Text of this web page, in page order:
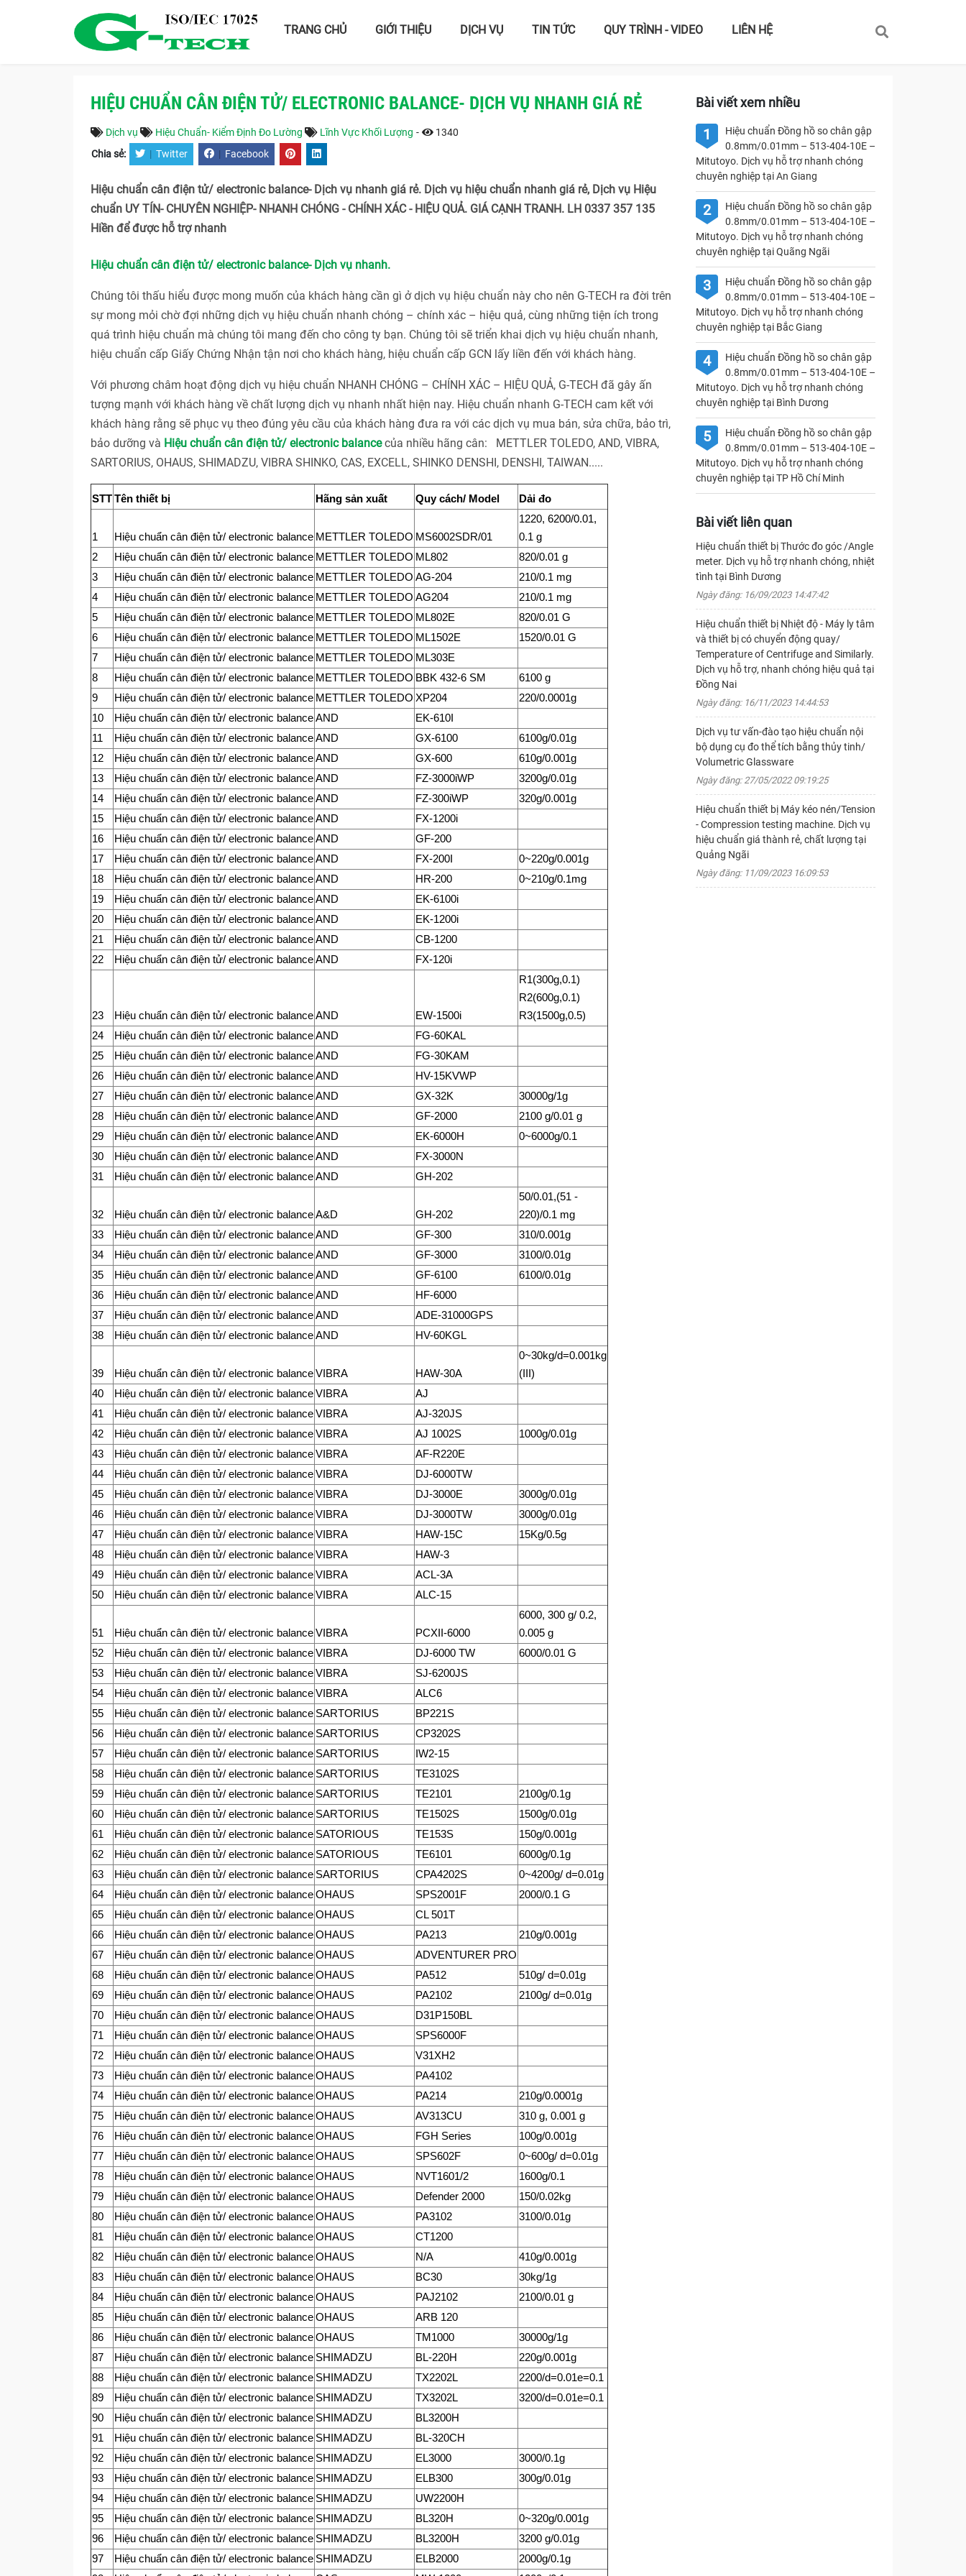
TRANG CHỦ GIỚI THIỆU DỊCH VỤ TIN TỨC QUY TRÌNH - VIDEO LIÊN HỆ
HIỆU CHUẨN CÂN ĐIỆN TỬ/ ELECTRONIC BALANCE- DỊCH VỤ NHANH GIÁ RẺ
Dịch vụ Hiệu Chuẩn- Kiểm Định Đo Lường Lĩnh Vực Khối Lượng - 1340
Chia sẻ: | Twitter | Facebook
Hiệu chuẩn cân điện tử/ electronic balance- Dịch vụ nhanh giá rẻ. Dịch vụ hiệu chuẩn nhanh giá rẻ, Dịch vụ Hiệu
chuẩn UY TÍN- CHUYÊN NGHIỆP- NHANH CHÓNG - CHÍNH XÁC - HIỆU QUẢ. GIÁ CẠNH TRANH. LH 0337 357 135
Hiền để được hỗ trợ nhanh
Hiệu chuẩn cân điện tử/ electronic balance- Dịch vụ nhanh.
Chúng tôi thấu hiểu được mong muốn của khách hàng cần gì ở dịch vụ hiệu chuẩn này cho nên G-TECH ra đời trên
sự mong mỏi chờ đợi những dịch vụ hiệu chuẩn nhanh chóng – chính xác – hiệu quả, cùng những tiện ích trong
quá trình hiệu chuẩn mà chúng tôi mang đến cho công ty bạn. Chúng tôi sẽ triển khai dịch vụ hiệu chuẩn nhanh,
hiệu chuẩn cấp Giấy Chứng Nhận tận nơi cho khách hàng, hiệu chuẩn cấp GCN lấy liền đến với khách hàng.
Với phương châm hoạt động dịch vụ hiệu chuẩn NHANH CHÓNG – CHÍNH XÁC – HIỆU QUẢ, G-TECH đã gây ấn
tượng mạnh với khách hàng về chất lượng dịch vụ nhanh nhất hiện nay. Hiệu chuẩn nhanh G-TECH cam kết với
khách hàng rằng sẽ phục vụ theo đúng yêu cầu của khách hàng đưa ra với các dịch vụ mua bán, sửa chữa, bảo trì,
bảo dưỡng và Hiệu chuẩn cân điện tử/ electronic balancecủa nhiều hãng cân: METTLER TOLEDO, AND, VIBRA,
SARTORIUS, OHAUS, SHIMADZU, VIBRA SHINKO, CAS, EXCELL, SHINKO DENSHI, DENSHI, TAIWAN.....
STTTên thiết bị Hãng sản xuất Quy cách/ Model Dải đo
1 Hiệu chuẩn cân điện tử/ electronic balance METTLER TOLEDO MS6002SDR/01
1220, 6200/0.01,
0.1 g
2
Hiệu chuẩn cân điện tử/ electronic balance METTLER TOLEDO ML802
820/0.01 g
3
Hiệu chuẩn cân điện tử/ electronic balance METTLER TOLEDO AG-204
210/0.1 mg
4
Hiệu chuẩn cân điện tử/ electronic balance METTLER TOLEDO AG204
210/0.1 mg
5
Hiệu chuẩn cân điện tử/ electronic balance METTLER TOLEDO ML802E
820/0.01 G
6
Hiệu chuẩn cân điện tử/ electronic balance METTLER TOLEDO ML1502E
1520/0.01 G
7
Hiệu chuẩn cân điện tử/ electronic balance METTLER TOLEDO ML303E
8
Hiệu chuẩn cân điện tử/ electronic balance METTLER TOLEDO BBK 432-6 SM
6100 g
9
Hiệu chuẩn cân điện tử/ electronic balance METTLER TOLEDO XP204
220/0.0001g
10
Hiệu chuẩn cân điện tử/ electronic balanceAND
EK-610I
11
Hiệu chuẩn cân điện tử/ electronic balanceAND GX-6100
6100g/0.01g
12
Hiệu chuẩn cân điện tử/ electronic balanceAND GX-600
610g/0.001g
13
Hiệu chuẩn cân điện tử/ electronic balanceAND FZ-3000iWP
3200g/0.01g
14
Hiệu chuẩn cân điện tử/ electronic balanceAND FZ-300iWP
320g/0.001g
15
Hiệu chuẩn cân điện tử/ electronic balanceAND
FX-1200i
16
Hiệu chuẩn cân điện tử/ electronic balanceAND
GF-200
17
Hiệu chuẩn cân điện tử/ electronic balanceAND FX-200I
0~220g/0.001g
18
Hiệu chuẩn cân điện tử/ electronic balanceAND HR-200
0~210g/0.1mg
19
Hiệu chuẩn cân điện tử/ electronic balanceAND
EK-6100i
20
Hiệu chuẩn cân điện tử/ electronic balanceAND
EK-1200i
21
Hiệu chuẩn cân điện tử/ electronic balanceAND
CB-1200
22
Hiệu chuẩn cân điện tử/ electronic balanceAND FX-120i
23 Hiệu chuẩn cân điện tử/ electronic balanceAND EW-1500i
R1(300g,0.1)
R2(600g,0.1)
R3(1500g,0.5)
24
Hiệu chuẩn cân điện tử/ electronic balanceAND
FG-60KAL
25
Hiệu chuẩn cân điện tử/ electronic balanceAND
FG-30KAM
26
Hiệu chuẩn cân điện tử/ electronic balanceAND
HV-15KVWP
27
Hiệu chuẩn cân điện tử/ electronic balanceAND GX-32K
30000g/1g
28
Hiệu chuẩn cân điện tử/ electronic balanceAND GF-2000
2100 g/0.01 g
29
Hiệu chuẩn cân điện tử/ electronic balanceAND EK-6000H
0~6000g/0.1
30
Hiệu chuẩn cân điện tử/ electronic balanceAND
FX-3000N
31
Hiệu chuẩn cân điện tử/ electronic balanceAND GH-202
32 Hiệu chuẩn cân điện tử/ electronic balanceA&D GH-202
50/0.01,(51 -
220)/0.1 mg
33
Hiệu chuẩn cân điện tử/ electronic balanceAND GF-300
310/0.001g
34
Hiệu chuẩn cân điện tử/ electronic balanceAND GF-3000
3100/0.01g
35
Hiệu chuẩn cân điện tử/ electronic balanceAND GF-6100
6100/0.01g
36
Hiệu chuẩn cân điện tử/ electronic balanceAND
HF-6000
37
Hiệu chuẩn cân điện tử/ electronic balanceAND
ADE-31000GPS
38
Hiệu chuẩn cân điện tử/ electronic balanceAND HV-60KGL
39 Hiệu chuẩn cân điện tử/ electronic balanceVIBRA HAW-30A
0~30kg/d=0.001kg
(III)
40
Hiệu chuẩn cân điện tử/ electronic balanceVIBRA
AJ
41
Hiệu chuẩn cân điện tử/ electronic balanceVIBRA
AJ-320JS
42
Hiệu chuẩn cân điện tử/ electronic balanceVIBRA AJ 1002S
1000g/0.01g
43
Hiệu chuẩn cân điện tử/ electronic balanceVIBRA
AF-R220E
44
Hiệu chuẩn cân điện tử/ electronic balanceVIBRA
DJ-6000TW
45
Hiệu chuẩn cân điện tử/ electronic balanceVIBRA DJ-3000E
3000g/0.01g
46
Hiệu chuẩn cân điện tử/ electronic balanceVIBRA DJ-3000TW
3000g/0.01g
47
Hiệu chuẩn cân điện tử/ electronic balanceVIBRA HAW-15C
15Kg/0.5g
48
Hiệu chuẩn cân điện tử/ electronic balanceVIBRA
HAW-3
49
Hiệu chuẩn cân điện tử/ electronic balanceVIBRA
ACL-3A
50
Hiệu chuẩn cân điện tử/ electronic balanceVIBRA ALC-15
51 Hiệu chuẩn cân điện tử/ electronic balanceVIBRA PCXII-6000
6000, 300 g/ 0.2,
0.005 g
52
Hiệu chuẩn cân điện tử/ electronic balanceVIBRA DJ-6000 TW
6000/0.01 G
53
Hiệu chuẩn cân điện tử/ electronic balanceVIBRA
SJ-6200JS
54
Hiệu chuẩn cân điện tử/ electronic balanceVIBRA
ALC6
55
Hiệu chuẩn cân điện tử/ electronic balance SARTORIUS
BP221S
56
Hiệu chuẩn cân điện tử/ electronic balance SARTORIUS
CP3202S
57
Hiệu chuẩn cân điện tử/ electronic balance SARTORIUS
IW2-15
58
Hiệu chuẩn cân điện tử/ electronic balance SARTORIUS
TE3102S
59
Hiệu chuẩn cân điện tử/ electronic balance SARTORIUS TE2101
2100g/0.1g
60
Hiệu chuẩn cân điện tử/ electronic balance SARTORIUS TE1502S
1500g/0.01g
61
Hiệu chuẩn cân điện tử/ electronic balance SATORIOUS TE153S
150g/0.001g
62
Hiệu chuẩn cân điện tử/ electronic balance SATORIOUS TE6101
6000g/0.1g
63
Hiệu chuẩn cân điện tử/ electronic balance SARTORIUS CPA4202S
0~4200g/ d=0.01g
64
Hiệu chuẩn cân điện tử/ electronic balanceOHAUS SPS2001F
2000/0.1 G
65
Hiệu chuẩn cân điện tử/ electronic balanceOHAUS
CL 501T
66
Hiệu chuẩn cân điện tử/ electronic balanceOHAUS PA213
210g/0.001g
67
Hiệu chuẩn cân điện tử/ electronic balanceOHAUS
ADVENTURER PRO
68
Hiệu chuẩn cân điện tử/ electronic balanceOHAUS PA512
510g/ d=0.01g
69
Hiệu chuẩn cân điện tử/ electronic balanceOHAUS PA2102
2100g/ d=0.01g
70
Hiệu chuẩn cân điện tử/ electronic balanceOHAUS
D31P150BL
71
Hiệu chuẩn cân điện tử/ electronic balanceOHAUS
SPS6000F
72
Hiệu chuẩn cân điện tử/ electronic balanceOHAUS
V31XH2
73
Hiệu chuẩn cân điện tử/ electronic balanceOHAUS
PA4102
74
Hiệu chuẩn cân điện tử/ electronic balanceOHAUS PA214
210g/0.0001g
75
Hiệu chuẩn cân điện tử/ electronic balanceOHAUS AV313CU
310 g, 0.001 g
76
Hiệu chuẩn cân điện tử/ electronic balanceOHAUS FGH Series
100g/0.001g
77
Hiệu chuẩn cân điện tử/ electronic balanceOHAUS SPS602F
0~600g/ d=0.01g
78
Hiệu chuẩn cân điện tử/ electronic balanceOHAUS NVT1601/2
1600g/0.1
79
Hiệu chuẩn cân điện tử/ electronic balanceOHAUS Defender 2000
150/0.02kg
80
Hiệu chuẩn cân điện tử/ electronic balanceOHAUS PA3102
3100/0.01g
81
Hiệu chuẩn cân điện tử/ electronic balanceOHAUS
CT1200
82
Hiệu chuẩn cân điện tử/ electronic balanceOHAUS N/A
410g/0.001g
83
Hiệu chuẩn cân điện tử/ electronic balanceOHAUS BC30
30kg/1g
84
Hiệu chuẩn cân điện tử/ electronic balanceOHAUS PAJ2102
2100/0.01 g
85
Hiệu chuẩn cân điện tử/ electronic balanceOHAUS
ARB 120
86
Hiệu chuẩn cân điện tử/ electronic balanceOHAUS TM1000
30000g/1g
87
Hiệu chuẩn cân điện tử/ electronic balance SHIMADZU BL-220H
220g/0.001g
88
Hiệu chuẩn cân điện tử/ electronic balance SHIMADZU TX2202L
2200/d=0.01e=0.1
89
Hiệu chuẩn cân điện tử/ electronic balance SHIMADZU TX3202L
3200/d=0.01e=0.1
90
Hiệu chuẩn cân điện tử/ electronic balance SHIMADZU
BL3200H
91
Hiệu chuẩn cân điện tử/ electronic balance SHIMADZU
BL-320CH
92
Hiệu chuẩn cân điện tử/ electronic balance SHIMADZU EL3000
3000/0.1g
93
Hiệu chuẩn cân điện tử/ electronic balance SHIMADZU ELB300
300g/0.01g
94
Hiệu chuẩn cân điện tử/ electronic balance SHIMADZU
UW2200H
95
Hiệu chuẩn cân điện tử/ electronic balance SHIMADZU BL320H
0~320g/0.001g
96
Hiệu chuẩn cân điện tử/ electronic balance SHIMADZU BL3200H
3200 g/0.01g
97
Hiệu chuẩn cân điện tử/ electronic balance SHIMADZU ELB2000
2000g/0.1g
Bài viết xem nhiều
1
Hiệu chuẩn Đồng hồ so chân gập
0.8mm/0.01mm – 513-404-10E –
Mitutoyo. Dịch vụ hỗ trợ nhanh chóng
chuyên nghiệp tại An Giang
2
Hiệu chuẩn Đồng hồ so chân gập
0.8mm/0.01mm – 513-404-10E –
Mitutoyo. Dịch vụ hỗ trợ nhanh chóng
chuyên nghiệp tại Quãng Ngãi
3
Hiệu chuẩn Đồng hồ so chân gập
0.8mm/0.01mm – 513-404-10E –
Mitutoyo. Dịch vụ hỗ trợ nhanh chóng
chuyên nghiệp tại Bắc Giang
4
Hiệu chuẩn Đồng hồ so chân gập
0.8mm/0.01mm – 513-404-10E –
Mitutoyo. Dịch vụ hỗ trợ nhanh chóng
chuyên nghiệp tại Bình Dương
5
Hiệu chuẩn Đồng hồ so chân gập
0.8mm/0.01mm – 513-404-10E –
Mitutoyo. Dịch vụ hỗ trợ nhanh chóng
chuyên nghiệp tại TP Hồ Chí Minh
Bài viết liên quan
Hiệu chuẩn thiết bị Thước đo góc /Angle
meter. Dịch vụ hỗ trợ nhanh chóng, nhiệt
tình tại Bình Dương
Ngày đăng: 16/09/2023 14:47:42
Hiệu chuẩn thiết bị Nhiệt độ - Máy ly tâm
và thiết bị có chuyển động quay/
Temperature of Centrifuge and Similarly.
Dịch vụ hỗ trợ, nhanh chóng hiệu quả tại
Đồng Nai
Ngày đăng: 16/11/2023 14:44:53
Dịch vụ tư vấn-đào tạo hiệu chuẩn nội
bộ dụng cụ đo thể tích bằng thủy tinh/
Volumetric Glassware
Ngày đăng: 27/05/2022 09:19:25
Hiệu chuẩn thiết bị Máy kéo nén/Tension
- Compression testing machine. Dịch vụ
hiệu chuẩn giá thành rẻ, chất lượng tại
Quảng Ngãi
Ngày đăng: 11/09/2023 16:09:53